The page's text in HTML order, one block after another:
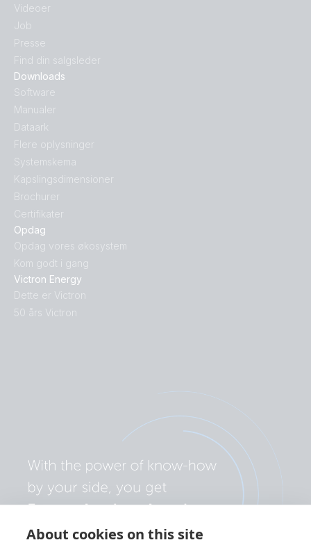
About cookies on this site
Opdag
Opdag vores økosystem
Kom godt i gang
Victron Energy
Dette er Victron
50 års Victron
Downloads
Software
Manualer
Dataark
Flere oplysninger
Systemskema
Kapslingsdimensioner
Brochurer
Certifikater
Videoer
Job
Presse
Find din salgsleder